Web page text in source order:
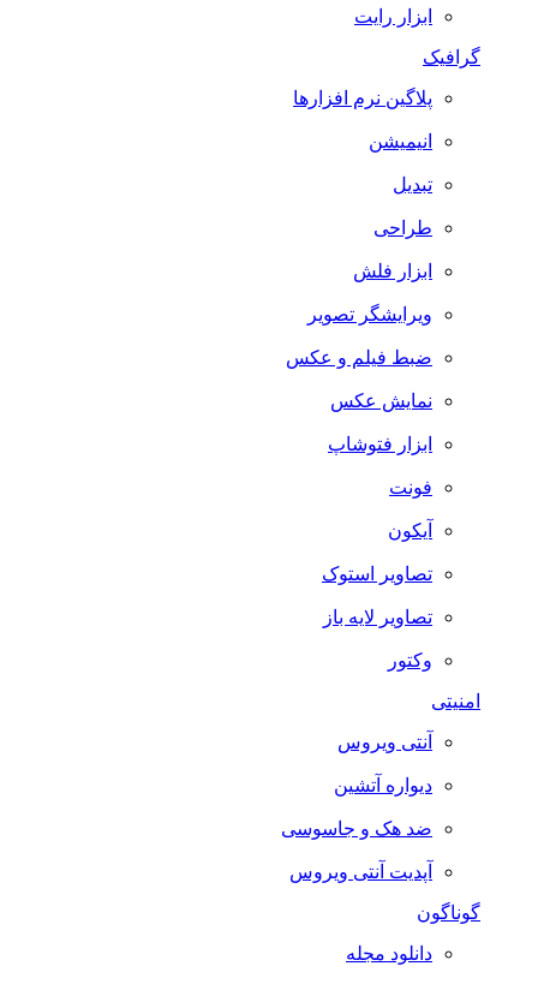
ابزار رایت
گرافیک
پلاگین نرم افزارها
انیمیشن
تبدیل
طراحی
ابزار فلش
ویرایشگر تصویر
ضبط فيلم و عكس
نمایش عکس
ابزار فتوشاپ
فونت
آیکون
تصاویر استوک
تصاویر لایه باز
وکتور
امنیتی
آنتی ویروس
دیواره آتشین
ضد هک و جاسوسی
آپدیت آنتی ویروس
گوناگون
دانلود مجله